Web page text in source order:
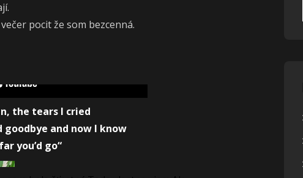
wrong,
how
pocit že som bezcenná.
the tears I cried
goodbye and now I know
you’d go“